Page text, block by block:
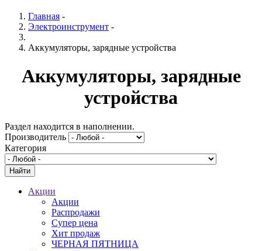
Главная -
Электроинструмент -
Аккумуляторы, зарядные устройства
Аккумуляторы, зарядные
устройства
Раздел находится в наполнении.
Производитель
Категория
Акции
Акции
Распродажи
Супер цена
Хит продаж
ЧЕРНАЯ ПЯТНИЦА